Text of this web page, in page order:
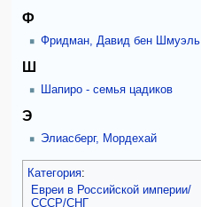
Ф
Фридман, Давид бен Шмуэль
Ш
Шапиро - семья цадиков
Э
Элиасберг, Мордехай
Категория:
Евреи в Российской империи/
СССР/СНГ